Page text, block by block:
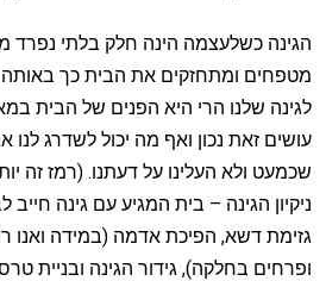
הגינה כשלעצמה הינה חלק בלתי נפרד
מטפחים ומתחזקים את הבית כך באותה
לגינה שלנו הרי היא הפנים של הבית
עושים זאת נכון ואף מה יכול לשדרג
שכמעט ולא העלינו על דעתנו. (רמז
ניקיון הגינה – בית המגיע עם גינה חייב
גזימת דשא, הפיכת אדמה (במידה ואנו
ופרחים בחלקה), גידור הגינה ובניית